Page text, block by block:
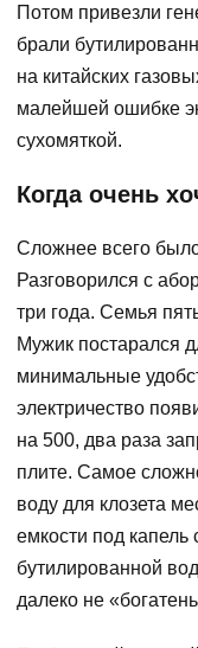
Потом привезли
брали
на китайских
малейшей ошибке
сухомяткой.
Когда очень
Сложнее всего
Разговорился с
три года. Семья
Мужик постарался
минимальные
электричество
на 500, два раза
плите. Самое
воду для клозета
емкости под
бутилированной
далеко не